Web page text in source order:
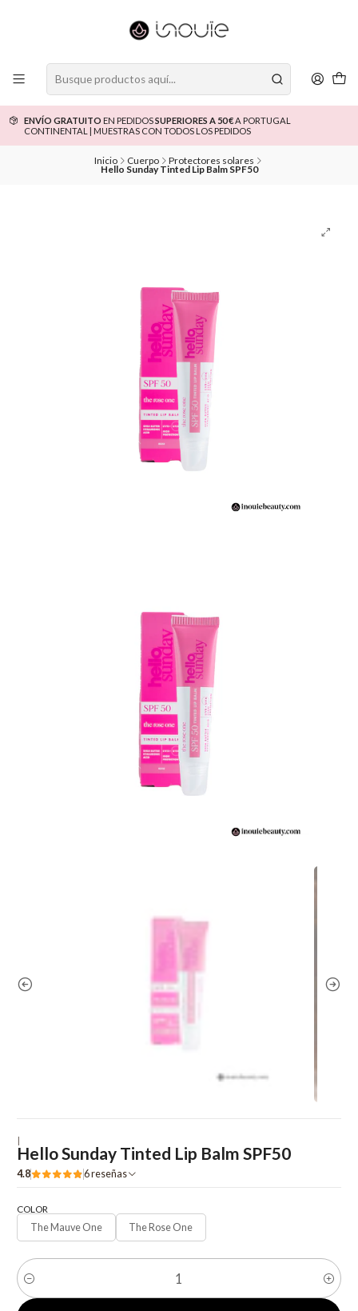
ENVÍO GRATUITO EN PEDIDOSSUPERIORES A 50 €A PORTUGAL
CONTINENTAL | MUESTRAS CON TODOS LOS PEDIDOS
Inicio Cuerpo Protectores solares
Hello Sunday Tinted Lip Balm SPF50
|
Hello Sunday Tinted Lip Balm SPF50
4.8 6 reseñas
COLOR
The Mauve One
The Rose One
Cantidad